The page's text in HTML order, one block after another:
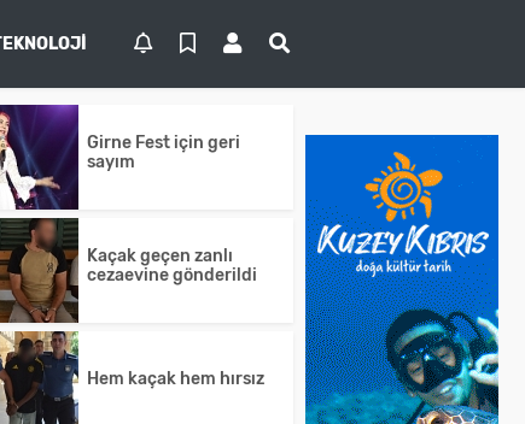
Girne Fest için geri
sayım
Kaçak geçen zanlı
cezaevine gönderildi
Hem kaçak hem hırsız